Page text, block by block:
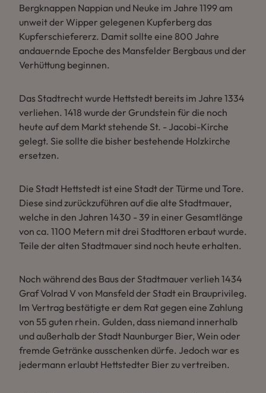
Bergknappen Nappian und Neuke im Jahre 1199 am
unweit der Wipper gelegenen Kupferberg das
Kupferschiefererz. Damit sollte eine 800 Jahre
andauernde Epoche des Mansfelder Bergbaus und der
Verhüttung beginnen.
Das Stadtrecht wurde Hettstedt bereits im Jahre 1334
verliehen. 1418 wurde der Grundstein für die noch
heute auf dem Markt stehende St. - Jacobi-Kirche
gelegt. Sie sollte die bisher bestehende Holzkirche
ersetzen.
Die Stadt Hettstedt ist eine Stadt der Türme und Tore.
Diese sind zurückzuführen auf die alte Stadtmauer,
welche in den Jahren 1430 - 39 in einer Gesamtlänge
von ca. 1100 Metern mit drei Stadttoren erbaut wurde.
Teile der alten Stadtmauer sind noch heute erhalten.
Noch während des Baus der Stadtmauer verlieh 1434
Graf Volrad V von Mansfeld der Stadt ein Brauprivileg.
Im Vertrag bestätigte er dem Rat gegen eine Zahlung
von 55 guten rhein. Gulden, dass niemand innerhalb
und außerhalb der Stadt Naunburger Bier, Wein oder
fremde Getränke ausschenken dürfe. Jedoch war es
jedermann erlaubt Hettstedter Bier zu vertreiben.